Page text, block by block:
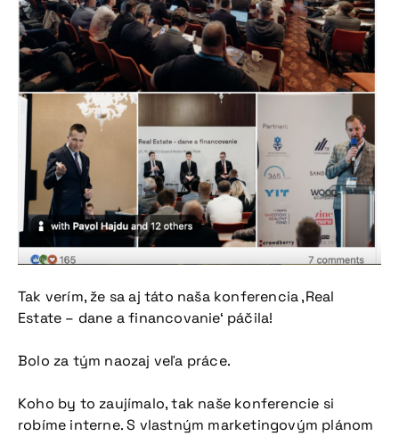
Tak verím, že sa aj táto naša konferencia ‚Real
Estate – dane a financovanie‘ páčila!
Bolo za tým naozaj veľa práce.
Koho by to zaujímalo, tak naše konferencie si
robíme interne. S vlastným marketingovým plánom